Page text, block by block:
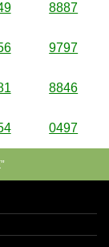
8887
9797
8846
0497